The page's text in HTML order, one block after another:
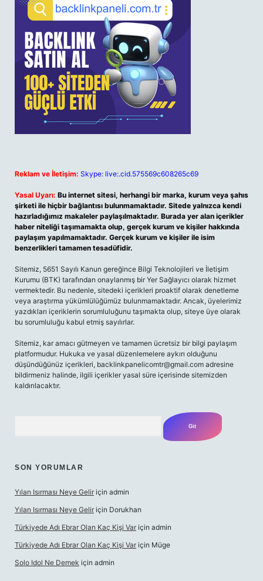
Reklam ve İletişim: Skype: live:.cid.575569c608265c69
Yasal Uyarı: Bu internet sitesi, herhangi bir marka, kurum veya şahıs
şirketi ile hiçbir bağlantısı bulunmamaktadır. Sitede yalnızca kendi
hazırladığımız makaleler paylaşılmaktadır. Burada yer alan içerikler
haber niteliği taşımamakta olup, gerçek kurum ve kişiler hakkında
paylaşım yapılmamaktadır. Gerçek kurum ve kişiler ile isim
benzerlikleri tamamen tesadüfidir.
Sitemiz, 5651 Sayılı Kanun gereğince Bilgi Teknolojileri ve İletişim
Kurumu (BTK) tarafından onaylanmış bir Yer Sağlayıcı olarak hizmet
vermektedir. Bu nedenle, sitedeki içerikleri proaktif olarak denetleme
veya araştırma yükümlülüğümüz bulunmamaktadır. Ancak, üyelerimiz
yazdıkları içeriklerin sorumluluğunu taşımakta olup, siteye üye olarak
bu sorumluluğu kabul etmiş sayılırlar.
Sitemiz, kar amacı gütmeyen ve tamamen ücretsiz bir bilgi paylaşım
platformudur. Hukuka ve yasal düzenlemelere aykırı olduğunu
düşündüğünüz içerikleri, backlinkpanelicomtr@gmail.com adresine
bildirmeniz halinde, ilgili içerikler yasal süre içerisinde sitemizden
kaldırılacaktır.
SON YORUMLAR
Yılan Isırması Neye Gelir için admin
Yılan Isırması Neye Gelir için Dorukhan
Türkiyede Adı Ebrar Olan Kaç Kişi Var için admin
Türkiyede Adı Ebrar Olan Kaç Kişi Var için Müge
Solo Idol Ne Demek için admin